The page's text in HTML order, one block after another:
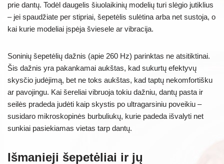
prie dantų. Todėl daugelis šiuolaikinių modelių turi slėgio jutiklius
– jei spaudžiate per stipriai, šepetėlis sulėtina arba net sustoja, o
kai kurie modeliai įspėja šviesele ar vibracija.
Soninių šepetėlių dažnis (apie 260 Hz) parinktas ne atsitiktinai.
Šis dažnis yra pakankamai aukštas, kad sukurtų efektyvų
skysčio judėjimą, bet ne toks aukštas, kad taptų nekomfortišku
ar pavojingu. Kai šereliai vibruoja tokiu dažniu, dantų pasta ir
seilės pradeda judėti kaip skystis po ultragarsiniu poveikiu –
susidaro mikroskopinės burbuliukų, kurie padeda išvalyti net
sunkiai pasiekiamas vietas tarp dantų.
Išmanieji šepetėliai ir jų